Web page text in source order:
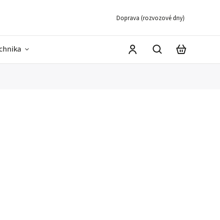
Doprava (rozvozové dny)